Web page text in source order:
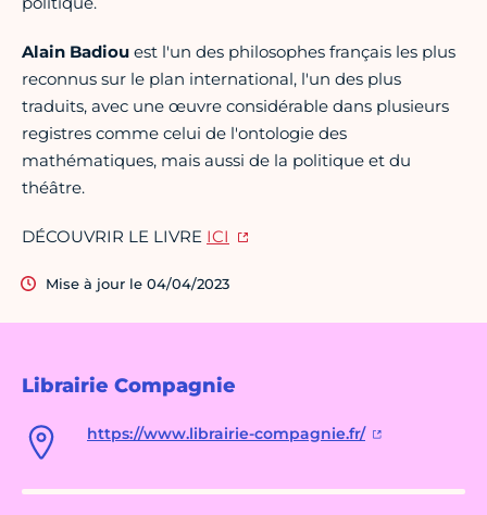
Librairie Compagnie
https://www.librairie-compagnie.fr/
Alain Badiou est l'un des philosophes français les plus
reconnus sur le plan international, l'un des plus
traduits, avec une œuvre considérable dans plusieurs
registres comme celui de l'ontologie des
mathématiques, mais aussi de la politique et du
théâtre.
DÉCOUVRIR LE LIVRE ICI
Mise à jour le 04/04/2023